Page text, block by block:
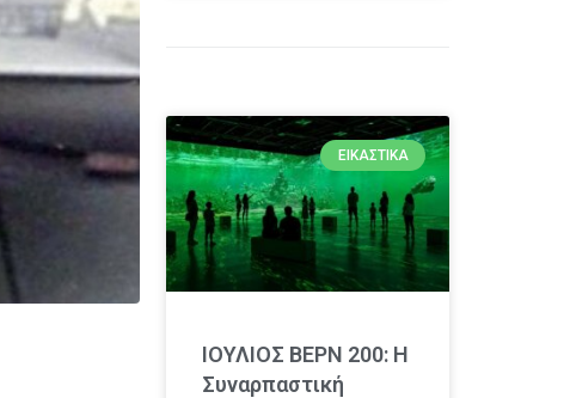
ΕΙΚΑΣΤΙΚΆ
ΙΟΥΛΙΟΣ ΒΕΡΝ 200: Η
Συναρπαστική